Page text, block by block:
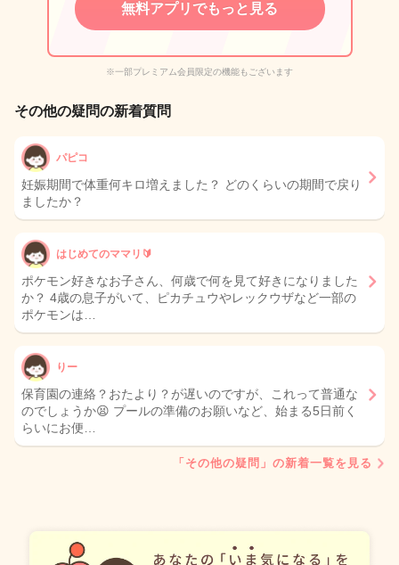
無料アプリでもっと見る
※一部プレミアム会員限定の機能もございます
その他の疑問の新着質問
パピコ
妊娠期間で体重何キロ増えました？ どのくらいの期間で戻り
ましたか？
はじめてのママリ🔰
ポケモン好きなお子さん、何歳で何を見て好きになりました
か？ 4歳の息子がいて、ピカチュウやレックウザなど一部の
ポケモンは…
りー
保育園の連絡？おたより？が遅いのですが、これって普通な
のでしょうか😫 プールの準備のお願いなど、始まる5日前く
らいにお便…
「その他の疑問」の新着一覧を見る